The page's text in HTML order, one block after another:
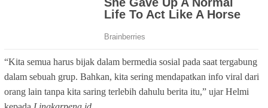
“Kita semua harus bijak dalam bermedia sosial pada saat tergabung
dalam sebuah grup. Bahkan, kita sering mendapatkan info viral dari
orang lain tanpa kita saring terlebih dahulu berita itu,” ujar Helmi